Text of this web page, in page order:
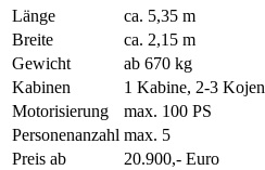
Länge
ca. 5,35 m
Breite
ca. 2,15 m
Gewicht
ab 670 kg
Kabinen
1 Kabine, 2-3 Kojen
Motorisierung
max. 100 PS
Personenanzahl max. 5
Preis ab
20.900,- Euro